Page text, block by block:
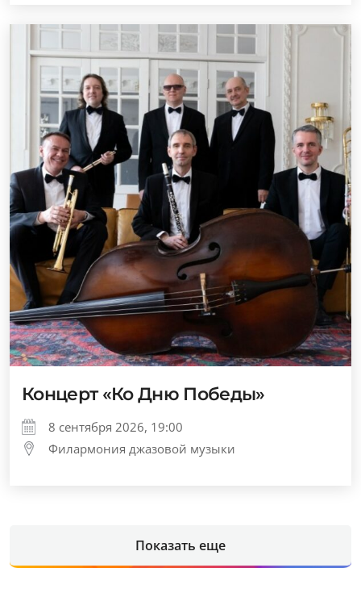
Концерт «Ко Дню Победы»
8 сентября 2026, 19:00
Филармония джазовой музыки
Показать еще